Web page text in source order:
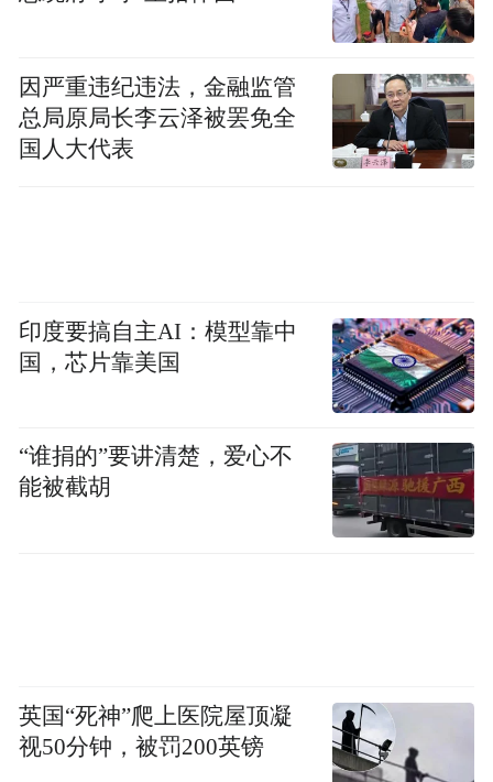
中信证券认为，展望后续，本次会议提到“加
强超常规逆周期调节”，对于增量政策空间的
表述相对积极，而前期政策工具成效在数据
层面的显现仍不充分，宽货币的快速退出概
浙商证券表示，货币政策明显转向后，债券
市场的交易逻辑会逐渐从货币政策宽松导致
的利率下行，过渡到基本面改善推动的利率
上行，权益市场同步持续上涨。结合本次中
共中央政治局会议释放的超预期的货币宽松
能出现回调，但目前债市多头情绪仍然占
优，加之年底配置盘抢跑行情仍未结束，“每
因严重违纪违法，金融监管
总局原局长李云泽被罢免全
国人大代表
印度要搞自主AI：模型靠中
国，芯片靠美国
“谁捐的”要讲清楚，爱心不
能被截胡
英国“死神”爬上医院屋顶凝
视50分钟，被罚200英镑